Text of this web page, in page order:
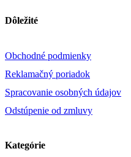
Dôležité
Obchodné podmienky
Reklamačný poriadok
Spracovanie osobných údajov
Odstúpenie od zmluvy
Kategórie